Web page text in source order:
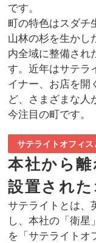
です。
町の特色はスダチ
山林の杉を生かし
内全域に整備され
す。近年はサテラ
イナー、お店を開
ど、さまざまな人
今注目の町です。
サテライトオフィス
本社から
設置され
サテライトとは、
し、本社の「衛星
を「サテライトオ